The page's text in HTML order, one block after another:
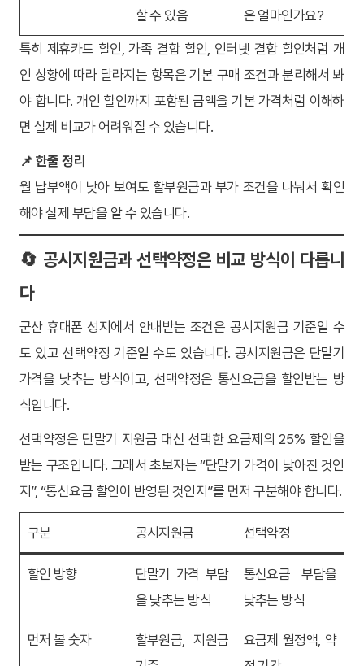
할 수 있음 은 얼마인가요?
특히 제휴카드 할인, 가족 결합 할인, 인터넷 결합 할인처럼 개
인 상황에 따라 달라지는 항목은 기본 구매 조건과 분리해서 봐
야 합니다. 개인 할인까지 포함된 금액을 기본 가격처럼 이해하
면 실제 비교가 어려워질 수 있습니다.
📌 한줄 정리
월 납부액이 낮아 보여도 할부원금과 부가 조건을 나눠서 확인
해야 실제 부담을 알 수 있습니다.
🔄 공시지원금과 선택약정은 비교 방식이 다릅니
다
군산 휴대폰 성지에서 안내받는 조건은 공시지원금 기준일 수
도 있고 선택약정 기준일 수도 있습니다. 공시지원금은 단말기
가격을 낮추는 방식이고, 선택약정은 통신요금을 할인받는 방
식입니다.
선택약정은 단말기 지원금 대신 선택한 요금제의 25% 할인을
받는 구조입니다. 그래서 초보자는 “단말기 가격이 낮아진 것인
지”, “통신요금 할인이 반영된 것인지”를 먼저 구분해야 합니다.
구분 공시지원금 선택약정
할인 방향
단말기 가격 부담
을 낮추는 방식
통신요금 부담을
낮추는 방식
먼저 볼 숫자
할부원금, 지원금
요금제 월정액, 약